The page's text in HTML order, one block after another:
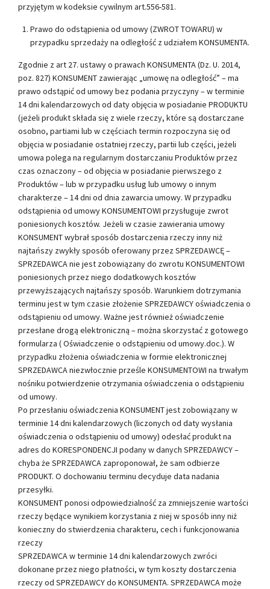
przyjętym w kodeksie cywilnym art.556-581.
Prawo do odstąpienia od umowy (ZWROT TOWARU) w
przypadku sprzedaży na odległość z udziałem KONSUMENTA.
Zgodnie z art 27. ustawy o prawach KONSUMENTA (Dz. U. 2014,
poz. 827) KONSUMENT zawierając „umowę na odległość” – ma
prawo odstąpić od umowy bez podania przyczyny – w terminie
14 dni kalendarzowych od daty objęcia w posiadanie PRODUKTU
(jeżeli produkt składa się z wiele rzeczy, które są dostarczane
osobno, partiami lub w częściach termin rozpoczyna się od
objęcia w posiadanie ostatniej rzeczy, partii lub części, jeżeli
umowa polega na regularnym dostarczaniu Produktów przez
czas oznaczony – od objęcia w posiadanie pierwszego z
Produktów – lub w przypadku usług lub umowy o innym
charakterze – 14 dni od dnia zawarcia umowy. W przypadku
odstąpienia od umowy KONSUMENTOWI przysługuje zwrot
poniesionych kosztów. Jeżeli w czasie zawierania umowy
KONSUMENT wybrał sposób dostarczenia rzeczy inny niż
najtańszy zwykły sposób oferowany przez SPRZEDAWCĘ –
SPRZEDAWCA nie jest zobowiązany do zwrotu KONSUMENTOWI
poniesionych przez niego dodatkowych kosztów
przewyższających najtańszy sposób. Warunkiem dotrzymania
terminu jest w tym czasie złożenie SPRZEDAWCY oświadczenia o
odstąpieniu od umowy. Ważne jest również oświadczenie
przesłane drogą elektroniczną – można skorzystać z gotowego
formularza ( Oświadczenie o odstąpieniu od umowy.doc.). W
przypadku złożenia oświadczenia w formie elektronicznej
SPRZEDAWCA niezwłocznie prześle KONSUMENTOWI na trwałym
nośniku potwierdzenie otrzymania oświadczenia o odstąpieniu
od umowy.
Po przesłaniu oświadczenia KONSUMENT jest zobowiązany w
terminie 14 dni kalendarzowych (liczonych od daty wysłania
oświadczenia o odstąpieniu od umowy) odesłać produkt na
adres do KORESPONDENCJI podany w danych SPRZEDAWCY –
chyba że SPRZEDAWCA zaproponował, że sam odbierze
PRODUKT. O dochowaniu terminu decyduje data nadania
przesyłki.
KONSUMENT ponosi odpowiedzialność za zmniejszenie wartości
rzeczy będące wynikiem korzystania z niej w sposób inny niż
konieczny do stwierdzenia charakteru, cech i funkcjonowania
rzeczy
SPRZEDAWCA w terminie 14 dni kalendarzowych zwróci
dokonane przez niego płatności, w tym koszty dostarczenia
rzeczy od SPRZEDAWCY do KONSUMENTA. SPRZEDAWCA może